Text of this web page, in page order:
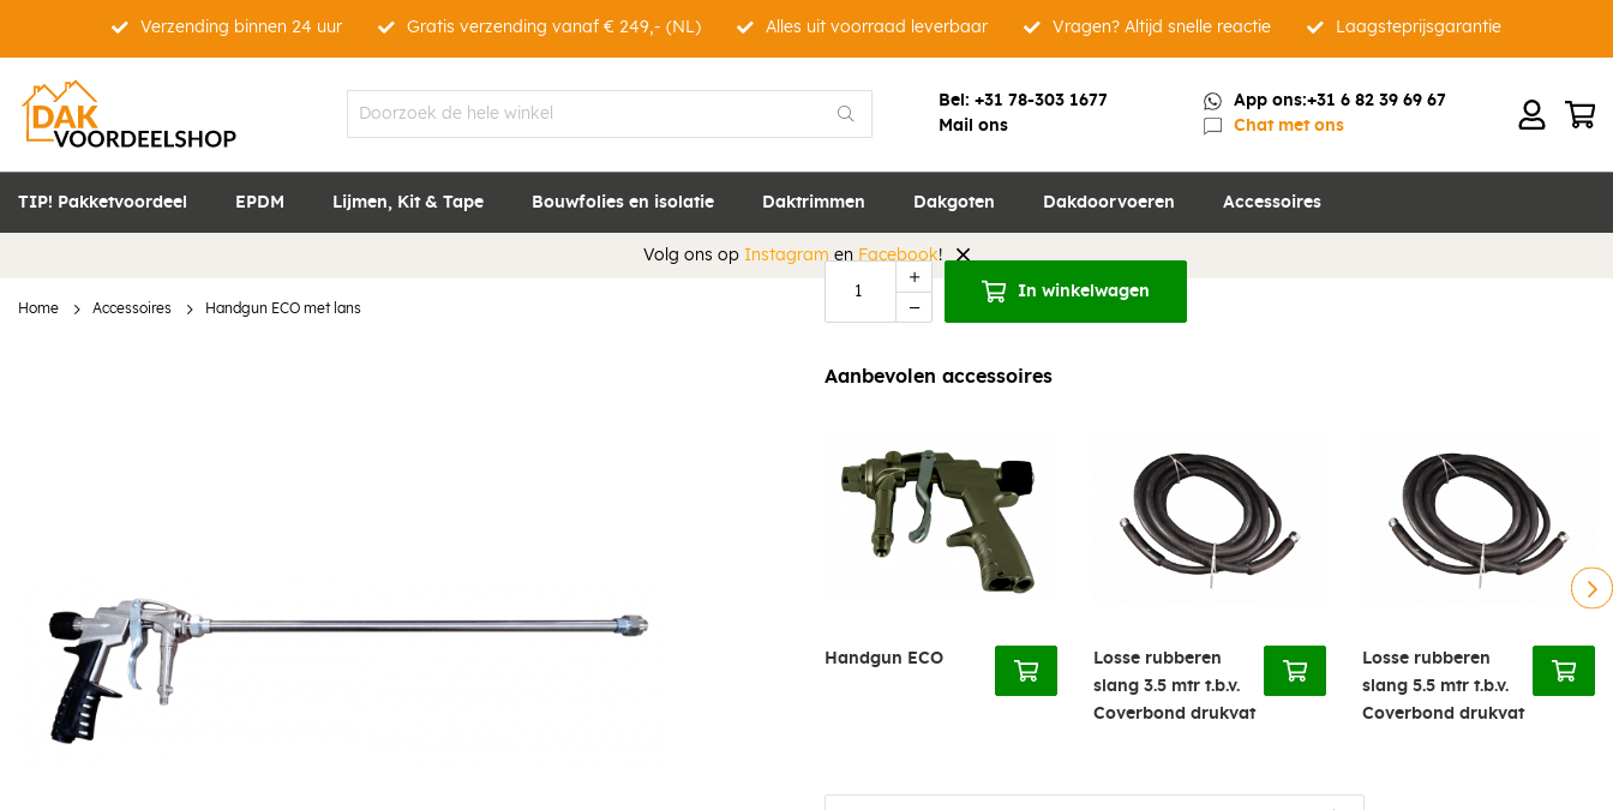
Verzending binnen 24 uur Gratis verzending vanaf € 249,- (NL) Alles uit voorraad leverbaar Vragen? Altijd snelle reactie Laagsteprijsgarantie
Bel: +31 78-303 1677 App ons:+31 6 82 39 69 67
Mail ons
Chat met ons
TIP! Pakketvoordeel EPDM Lijmen, Kit & Tape Bouwfolies en isolatie Daktrimmen Dakgoten Dakdoorvoeren Accessoires
Volg ons op Instagram en Facebook!
Home Accessoires Handgun ECO met lans
Specificaties Anderen bekeken ook Recent bekeken
In winkelwagen
Aanbevolen accessoires
Handgun ECO
Losse rubberen
slang 3.5 mtr t.b.v.
Coverbond drukvat
Losse rubberen
slang 5.5 mtr t.b.v.
Coverbond drukvat